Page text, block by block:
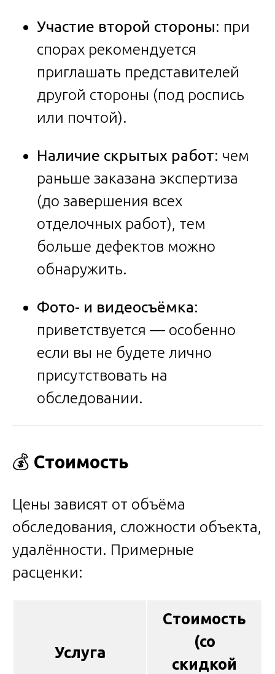
Участие второй стороны: при
спорах рекомендуется
приглашать представителей
другой стороны (под роспись
или почтой).
Наличие скрытых работ: чем
раньше заказана экспертиза
(до завершения всех
отделочных работ), тем
больше дефектов можно
обнаружить.
Фото- и видеосъёмка:
приветствуется — особенно
если вы не будете лично
присутствовать на
обследовании.
💰 Стоимость
Цены зависят от объёма
обследования, сложности объекта,
удалённости. Примерные
расценки:
Услуга
Стоимость
(со
скидкой